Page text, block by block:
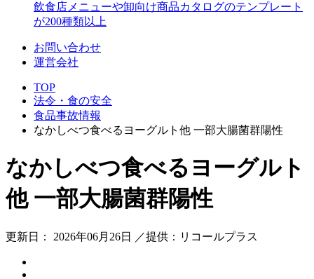
飲食店メニューや卸向け商品カタログのテンプレート
が200種類以上
お問い合わせ
運営会社
TOP
法令・食の安全
食品事故情報
なかしべつ食べるヨーグルト他 一部大腸菌群陽性
なかしべつ食べるヨーグルト
他 一部大腸菌群陽性
更新日： 2026年06月26日 ／提供：リコールプラス